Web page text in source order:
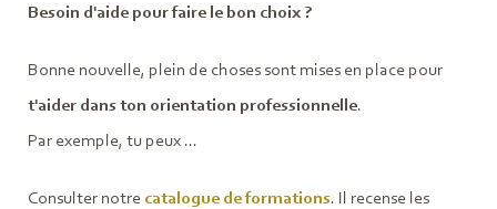
Besoin d'aide pour faire le bon choix ?
Bonne nouvelle, plein de choses sont mises en place pour
t'aider dans ton orientation professionnelle.
Par exemple, tu peux ...
Consulter notre catalogue de formations. Il recense les